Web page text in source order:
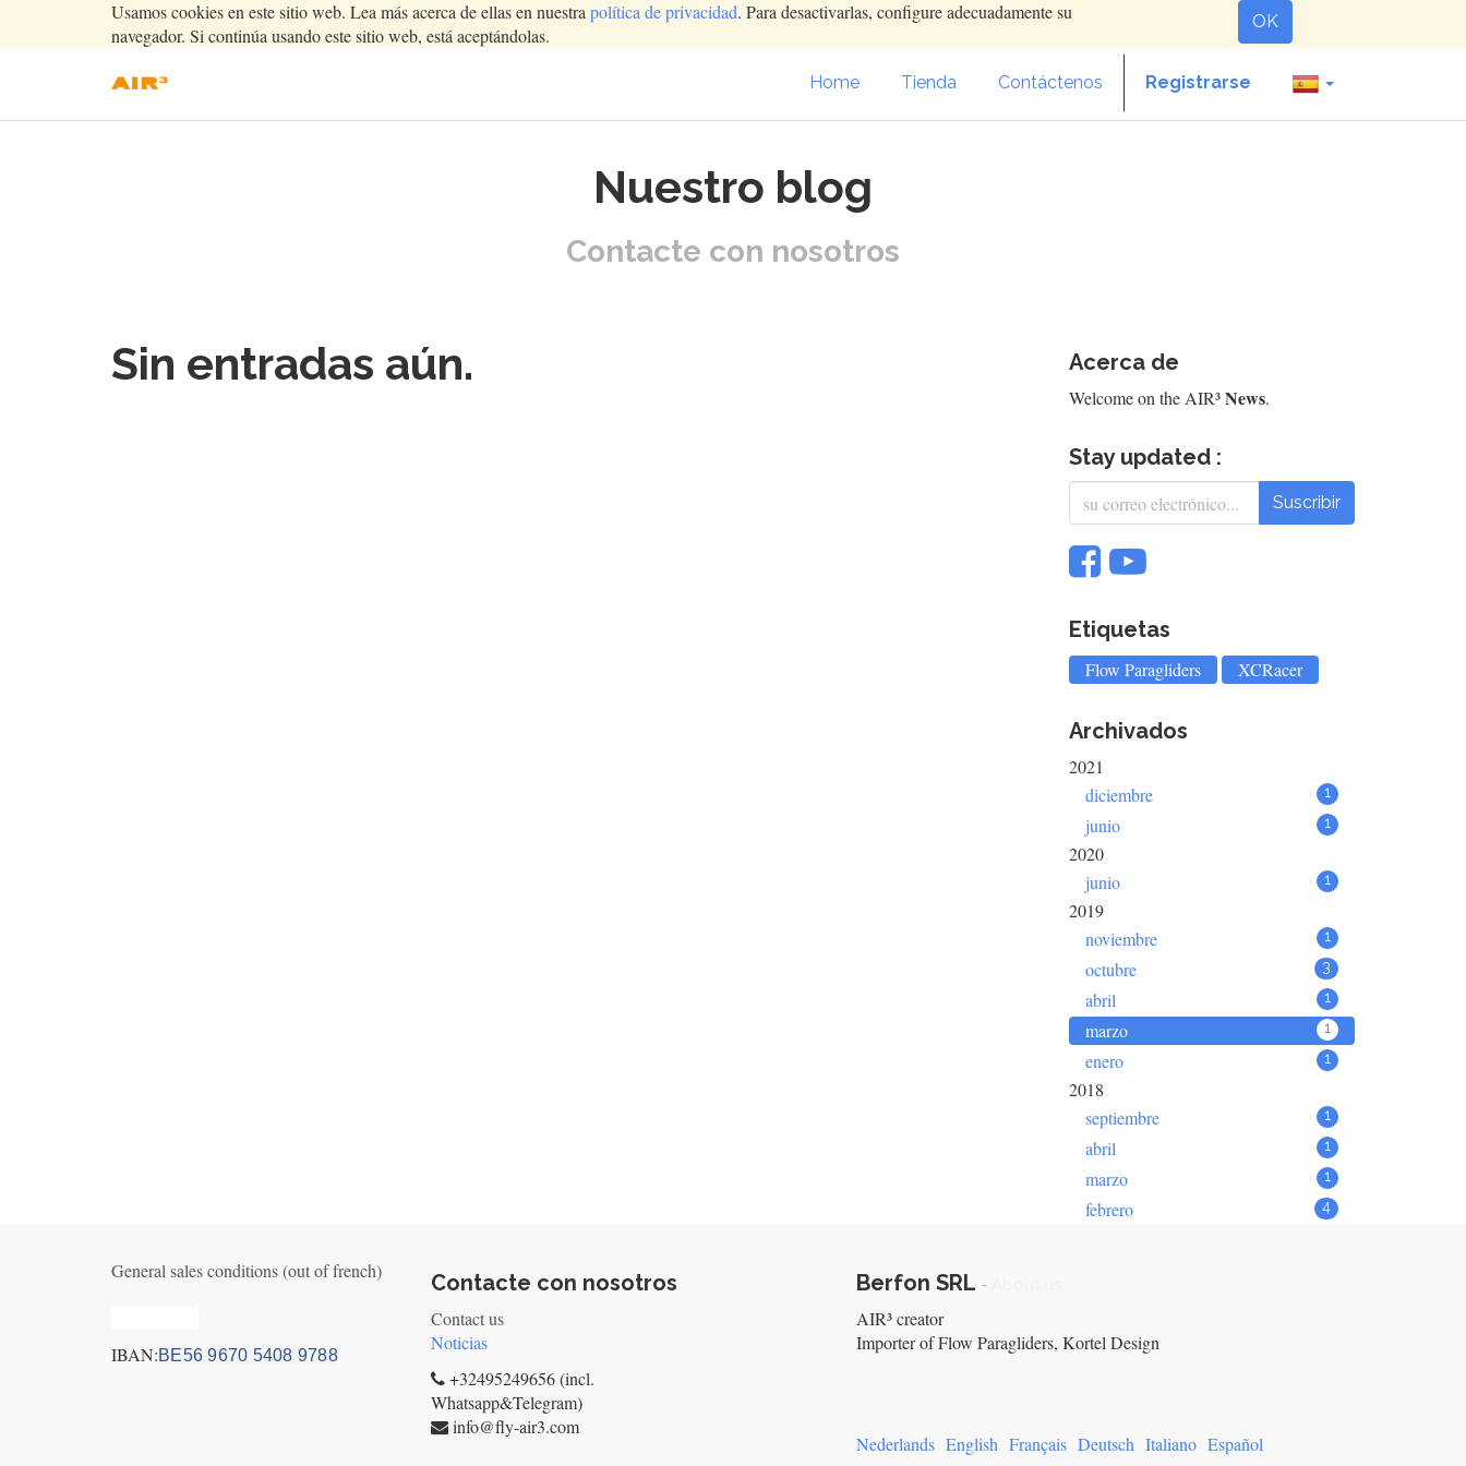
Usamos cookies en este sitio web. Lea más acerca de ellas en nuestra política de privacidad. Para desactivarlas, configure adecuadamente su
navegador. Si continúa usando este sitio web, está aceptándolas.
OK
Home Tienda Contáctenos Registrarse
Nuestro blog
Contacte con nosotros
Sin entradas aún. Acerca de
Welcome on the AIR³News.
Stay updated :
Suscribir
Etiquetas
Flow Paragliders XCRacer
Archivados
2021
diciembre
1
junio 1
2020
junio
1
2019
noviembre
1
octubre 3
abril 1
marzo 1
enero 1
2018
septiembre
1
abril 1
marzo 1
febrero 4
General sales conditions (out of french)
IBAN:BE56 9670 5408 9788
Contacte con nosotros
Contact us
Noticias
+32495249656 (incl.
Whatsapp&Telegram)
info@fly-air3.com
Berfon SRL -
AIR³ creator
Importer of Flow Paragliders, Kortel Design
Nederlands English Français Deutsch Italiano Español